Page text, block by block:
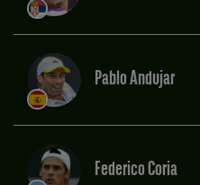
Pablo Andujar
Federico Coria